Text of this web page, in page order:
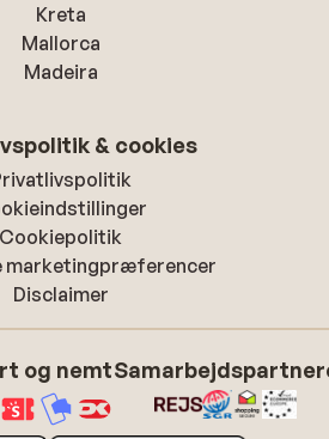
Kreta
Mallorca
Madeira
& cookies
Cookiepolitik
marketingpræferencer
Disclaimer
og nemt